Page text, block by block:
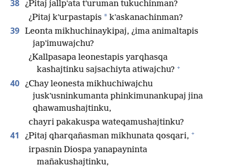
38 ¿Pitaj jallpʼata tʼuruman tukuchinman?
¿Pitaj kʼurpastapis * kʼaskanachinman?
39 Leonta mikhuchinaykipaj, ¿ima animaltapis
japʼimuwajchu?
¿Kallpasapa leonestapis yarqhasqa
kashajtinku sajsachiyta atiwajchu? +
40 ¿Chay leonesta mikhuchiwajchu
juskʼusninkumanta phinkimunankupaj jina
qhawamushajtinku,
chayri pakakuspa wateqamushajtinku?
41 ¿Pitaj qharqañasman mikhunata qosqari, +
irpasnin Diospa yanapayninta
mañakushajtinku,